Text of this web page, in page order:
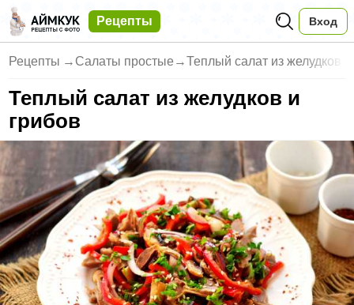
Рецепты Вход
Рецепты → Салаты простые →Теплый салат из желудков и
Теплый салат из желудков и
грибов